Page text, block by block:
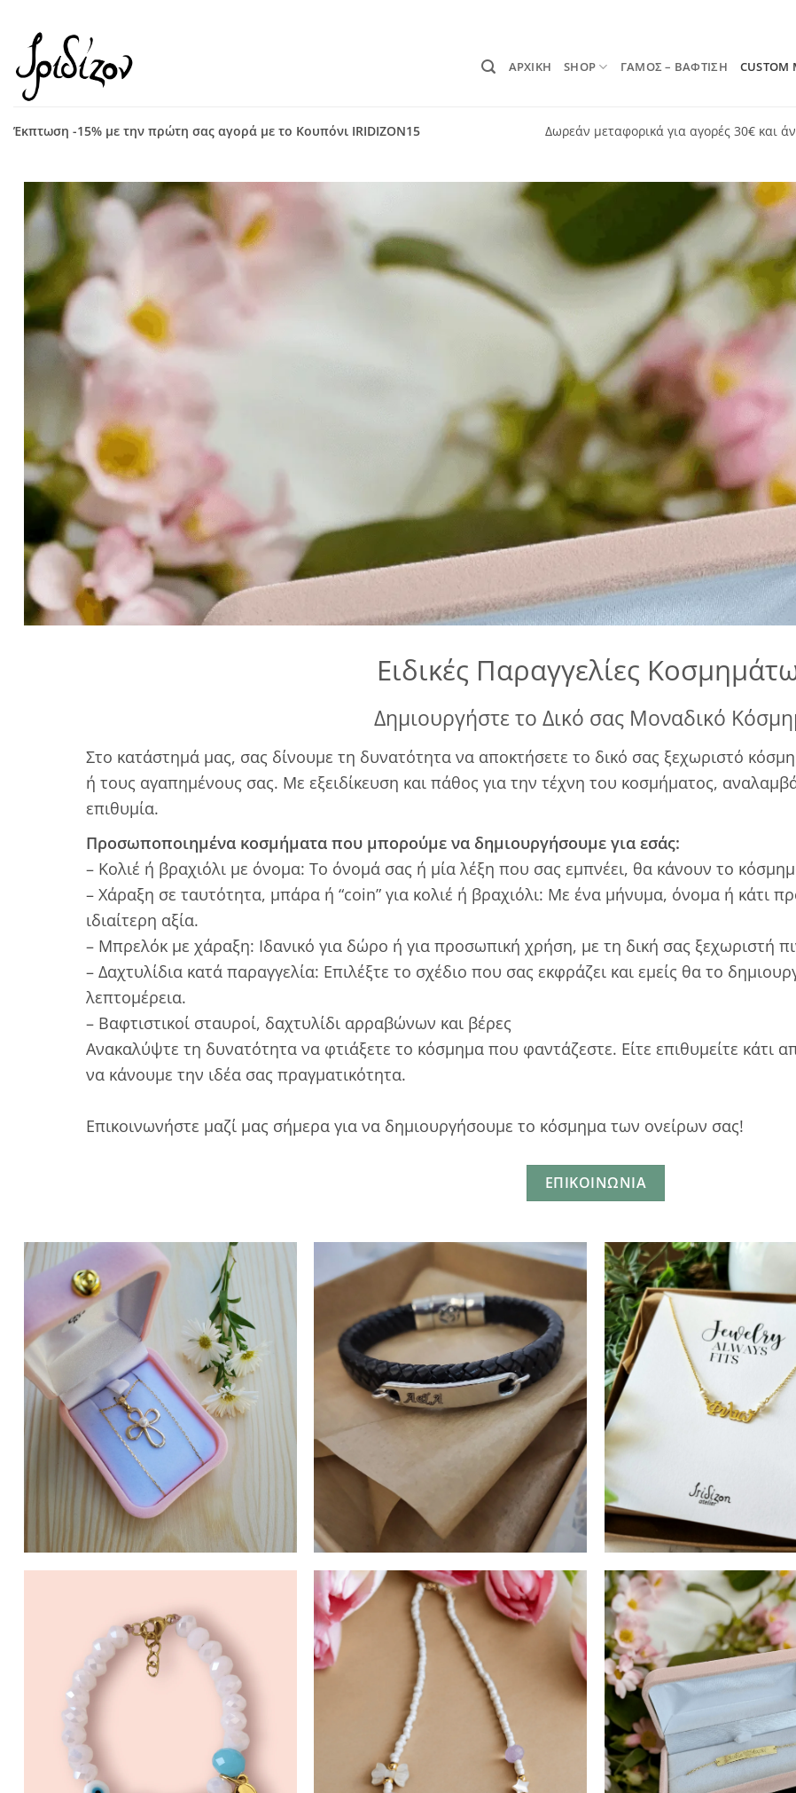
περιεχόμενο
ΑΡΧΙΚΗ SHOP ΓΑΜΟΣ – ΒΑΦΤΙΣΗ CUSTOM
Έκπτωση -15% με την πρώτη σας αγορά με το Κουπόνι IRIDIZON15 Δωρεάν μεταφορικά για αγορές 30€ και
Ειδικές Παραγγελίες
Δημιουργήστε το Δικό σας Μοναδικό
Στο κατάστημά μας, σας δίνουμε τη δυνατότητα να αποκτήσετε το δικό σας ξεχωριστό
ή τους αγαπημένους σας. Με εξειδίκευση και πάθος για την τέχνη του κοσμήματος,
επιθυμία.
Προσωποποιημένα κοσμήματα που μπορούμε να δημιουργήσουμε για εσάς:
– Κολιέ ή βραχιόλι με όνομα: Το όνομά σας ή μία λέξη που σας εμπνέει, θα κάνουν το
– Χάραξη σε ταυτότητα, μπάρα ή “coin” για κολιέ ή βραχιόλι: Με ένα μήνυμα, όνομα ή κάτι
ιδιαίτερη αξία.
– Μπρελόκ με χάραξη: Ιδανικό για δώρο ή για προσωπική χρήση, με τη δική σας ξεχωριστή
– Δαχτυλίδια κατά παραγγελία: Επιλέξτε το σχέδιο που σας εκφράζει και εμείς θα το
λεπτομέρεια.
– Βαφτιστικοί σταυροί, δαχτυλίδι αρραβώνων και βέρες
Ανακαλύψτε τη δυνατότητα να φτιάξετε το κόσμημα που φαντάζεστε. Είτε επιθυμείτε κάτι
να κάνουμε την ιδέα σας πραγματικότητα.
Επικοινωνήστε μαζί μας σήμερα για να δημιουργήσουμε το κόσμημα των ονείρων σας!
EΠΙΚΟΙΝΩΝΊΑ